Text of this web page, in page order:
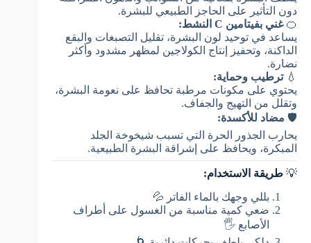
دون التأثير على الحاجز الطبيعي للبشرة.
🍊غني بفيتامين C النشط:
يساعد في توحيد لون البشرة، تقليل التصبغات والبقع
الداكنة، وتحفيز إنتاج الكولاجين لمظهر مشدود وأكثر
نضارة.
💧ترطيب وحماية:
يحتوي على مكونات مرطبة تحافظ على نعومة البشرة،
وتقلل من التهيج والجفاف.
🛡️ مضاد للأكسدة:
يحارب الجذور الحرة التي تسبب شيخوخة الجلد
المبكرة، ويحافظ على إشراقة البشرة الطبيعية.
💡 طريقة الاستخدام:
بللي وجهك بالماء الفاتر 💦
ضعي كمية مناسبة من الغسول على أطراف
الأصابع 🖐️